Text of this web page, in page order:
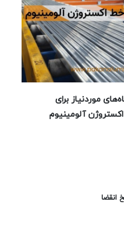
موردنیاز برای
آلومینیوم